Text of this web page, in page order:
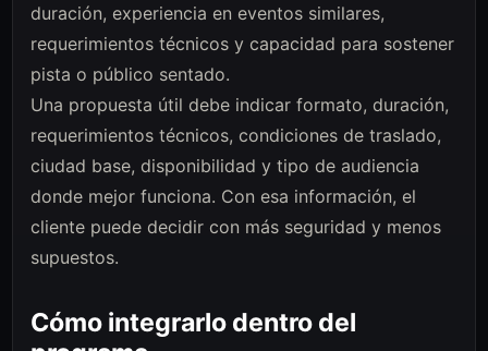
duración, experiencia en eventos similares,
requerimientos técnicos y capacidad para sostener
pista o público sentado.
Una propuesta útil debe indicar formato, duración,
requerimientos técnicos, condiciones de traslado,
ciudad base, disponibilidad y tipo de audiencia
donde mejor funciona. Con esa información, el
cliente puede decidir con más seguridad y menos
supuestos.
Cómo integrarlo dentro del